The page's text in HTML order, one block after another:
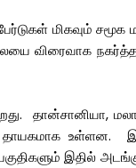
மிகவும்
நகர்த்த
தான்சானியா,
தாயகமாக
இதில்